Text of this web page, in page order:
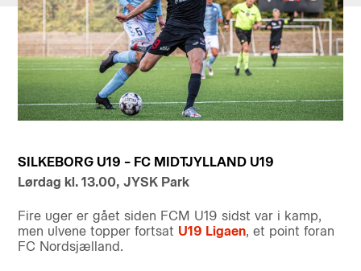
SILKEBORG U19 – FC MIDTJYLLAND U19
Lørdag kl. 13.00, JYSK Park
Fire uger er gået siden FCM U19 sidst var i kamp,
men ulvene topper fortsat U19 Ligaen, et point foran
FC Nordsjælland.